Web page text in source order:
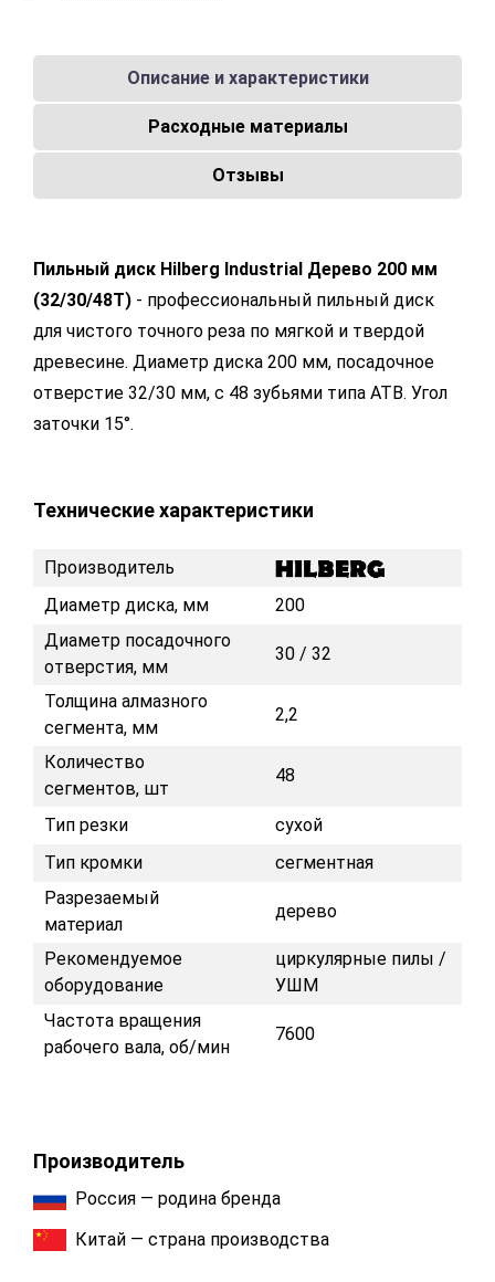
Описание и характеристики
Расходные материалы
Отзывы
Пильный диск Hilberg Industrial Дерево 200 мм
(32/30/48T) - профессиональный пильный диск
для чистого точного реза по мягкой и твердой
древесине. Диаметр диска 200 мм, посадочное
отверстие 32/30 мм, с 48 зубьями типа ATB. Угол
заточки 15°.
Технические характеристики
Производитель
Диаметр диска, мм
200
Диаметр посадочного
отверстия, мм
30 / 32
Толщина алмазного
сегмента, мм
2,2
Количество
сегментов, шт
48
Тип резки
сухой
Тип кромки
сегментная
Разрезаемый
материал
дерево
Рекомендуемое
оборудование
циркулярные пилы /
УШМ
Частота вращения
рабочего вала, об/мин
7600
Производитель
Россия — родина бренда
Китай — страна производства